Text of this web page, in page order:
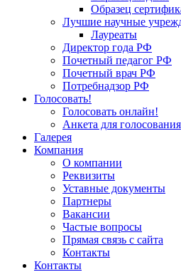
Образец
Лучшие научные
Лауреаты
Директор года РФ
Почетный педагог РФ
Почетный врач РФ
Потребнадзор РФ
Голосовать!
Голосовать онлайн!
Анкета для голосования
Галерея
Компания
О компании
Реквизиты
Уставные документы
Партнеры
Вакансии
Частые вопросы
Прямая связь с сайта
Контакты
Контакты